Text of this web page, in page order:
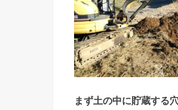
まず土の中に貯蔵する